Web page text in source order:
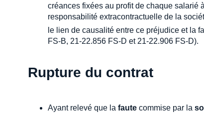
créances fixées au profit de chaque salarié
responsabilité extracontractuelle de la
le lien de causalité entre ce préjudice et la
FS-B, 21-22.856 FS-D et 21-22.906 FS-D).
Rupture du contrat
Ayant relevé que la faute commise par la